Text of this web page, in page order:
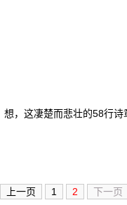
这凄楚而悲壮的58行诗
上一页 1 2 下一页